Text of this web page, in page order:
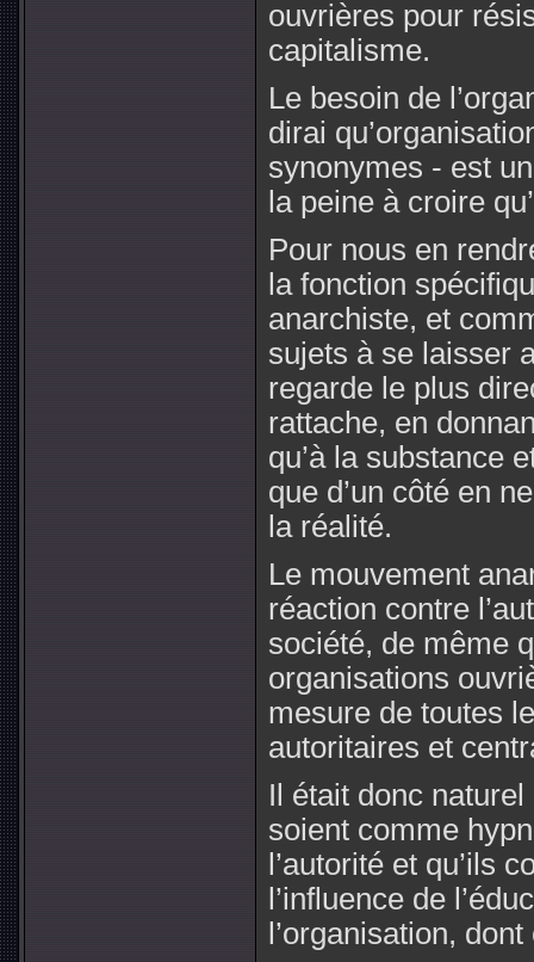
ouvrières pour
capitalisme.
Le besoin de
dirai
synonymes - est
la peine à croire
Pour nous en
la fonction
anarchiste, et
sujets à se laisser
regarde le plus
rattache, en
qu’à la substance
que d’un côté en
la réalité.
Le mouvement
réaction contre
société, de même
organisations
mesure de toutes
autoritaires et
Il était donc
soient comme
l’autorité et qu’ils
l’influence de
l’organisation, dont